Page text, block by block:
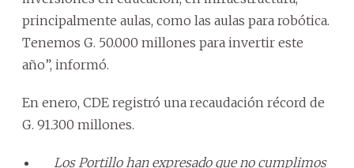
principalmente aulas, como las aulas para robótica.
Tenemos G. 50.000 millones para invertir este
año”, informó.
En enero, CDE registró una recaudación récord de
G. 91.300 millones.
Los Portillo han expresado que no cumplimos